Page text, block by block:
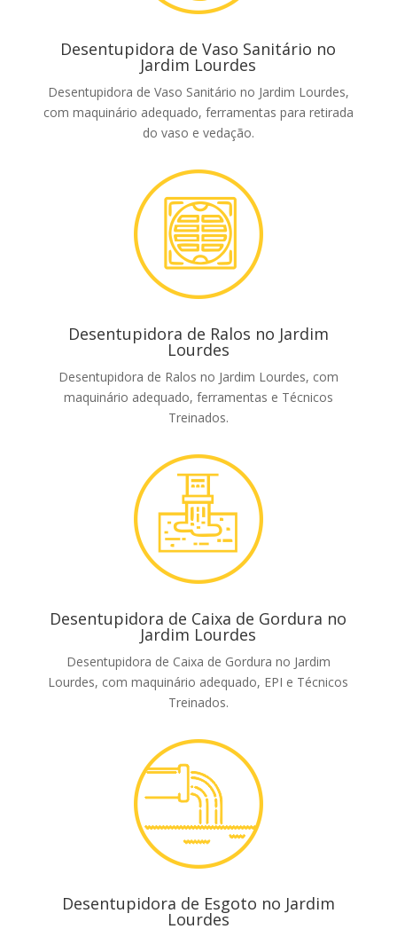
Desentupidora de Vaso Sanitário no
Jardim Lourdes
Desentupidora de Vaso Sanitário no Jardim Lourdes,
com maquinário adequado, ferramentas para retirada
do vaso e vedação.
Desentupidora de Ralos no Jardim
Lourdes
Desentupidora de Ralos no Jardim Lourdes, com
maquinário adequado, ferramentas e Técnicos
Treinados.
Desentupidora de Caixa de Gordura no
Jardim Lourdes
Desentupidora de Caixa de Gordura no Jardim
Lourdes, com maquinário adequado, EPI e Técnicos
Treinados.
Desentupidora de Esgoto no Jardim
Lourdes